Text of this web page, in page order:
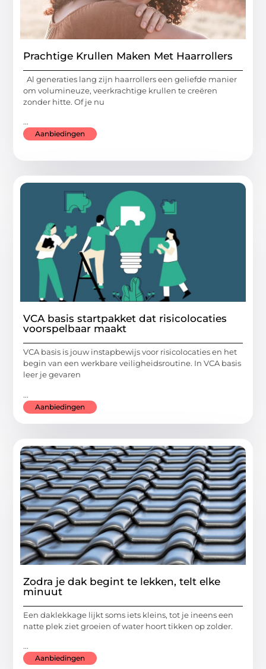
Prachtige Krullen Maken Met Haarrollers
Al generaties lang zijn haarrollers een geliefde manier
om volumineuze, veerkrachtige krullen te creëren
zonder hitte. Of je nu
...
Aanbiedingen
VCA basis startpakket dat risicolocaties
voorspelbaar maakt
VCA basis is jouw instapbewijs voor risicolocaties en het
begin van een werkbare veiligheidsroutine. In VCA basis
leer je gevaren
...
Aanbiedingen
Zodra je dak begint te lekken, telt elke
minuut
Een daklekkage lijkt soms iets kleins, tot je ineens een
natte plek ziet groeien of water hoort tikken op zolder.
...
Aanbiedingen